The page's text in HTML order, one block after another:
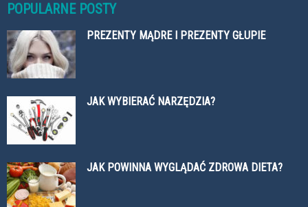
POPULARNE POSTY
PREZENTY MĄDRE I PREZENTY GŁUPIE
JAK WYBIERAĆ NARZĘDZIA?
JAK POWINNA WYGLĄDAĆ ZDROWA DIETA?